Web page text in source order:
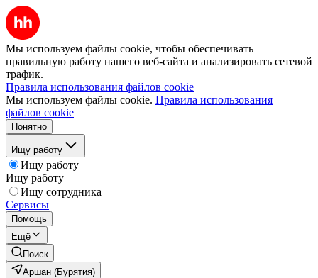
Мы используем файлы cookie, чтобы обеспечивать
правильную работу нашего веб-сайта и анализировать сетевой
трафик.
Правила использования файлов cookie
Мы используем файлы cookie. Правила использования
файлов cookie
Понятно
Ищу работу
Ищу работу
Ищу работу
Ищу сотрудника
Сервисы
Помощь
Ещё
Поиск
Аршан (Бурятия)